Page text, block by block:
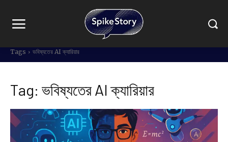
Tags ভবিষ্যতের AI ক্যারিয়ার
Tag: ভবিষ্যতের AI ক্যারিয়ার